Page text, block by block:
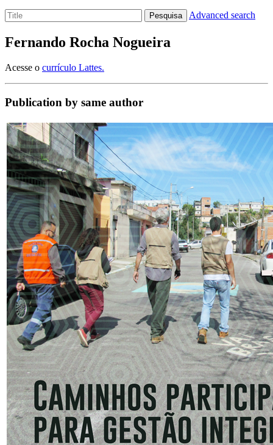
Pesquisa Advanced search
Fernando Rocha Nogueira
Acesse o currículo Lattes.
Publication by same author